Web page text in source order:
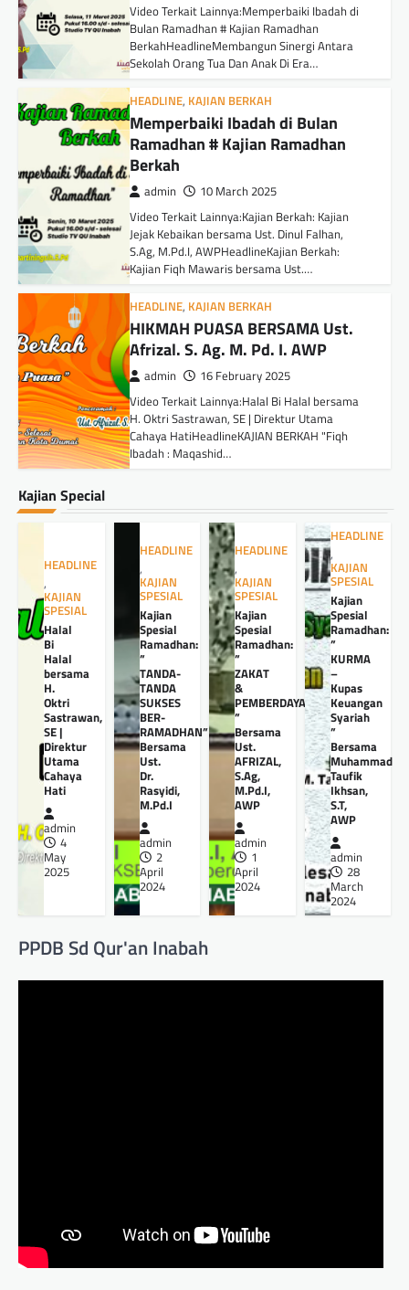
Video Terkait Lainnya:Memperbaiki Ibadah di
Bulan Ramadhan # Kajian Ramadhan
BerkahHeadlineMembangun Sinergi Antara
Sekolah Orang Tua Dan Anak Di Era…
HEADLINE, KAJIAN BERKAH
Memperbaiki Ibadah di Bulan
Ramadhan # Kajian Ramadhan
Berkah
admin 10 March 2025
Video Terkait Lainnya:Kajian Berkah: Kajian
Jejak Kebaikan bersama Ust. Dinul Falhan,
S.Ag, M.Pd.I, AWPHeadlineKajian Berkah:
Kajian Fiqh Mawaris bersama Ust.…
HEADLINE, KAJIAN BERKAH
HIKMAH PUASA BERSAMA Ust.
Afrizal. S. Ag. M. Pd. I. AWP
admin 16 February 2025
Video Terkait Lainnya:Halal Bi Halal bersama
H. Oktri Sastrawan, SE | Direktur Utama
Cahaya HatiHeadlineKAJIAN BERKAH "Fiqh
Ibadah : Maqashid…
Kajian Special
HEADLINE
,
KAJIAN
SPESIAL
Halal
Bi
Halal
bersama
H.
Oktri
Sastrawan,
SE |
Direktur
Utama
Cahaya
Hati
admin
4
May
2025
HEADLINE
,
KAJIAN
SPESIAL
Kajian
Spesial
Ramadhan:
”
TANDA-
TANDA
SUKSES
BER-
RAMADHAN”
Bersama
Ust.
Dr.
Rasyidi,
M.Pd.I
admin
2
April
2024
HEADLINE
,
KAJIAN
SPESIAL
Kajian
Spesial
Ramadhan:
”
ZAKAT
&
PEMBERDAYAANNYA
”
Bersama
Ust.
AFRIZAL,
S.Ag,
M.Pd.I,
AWP
admin
1
April
2024
HEADLINE
,
KAJIAN
SPESIAL
Kajian
Spesial
Ramadhan:
”
KURMA
–
Kupas
Keuangan
Syariah
”
Bersama
Muhammad
Taufik
Ikhsan,
S.T,
AWP
admin
28
March
2024
PPDB Sd Qur'an Inabah